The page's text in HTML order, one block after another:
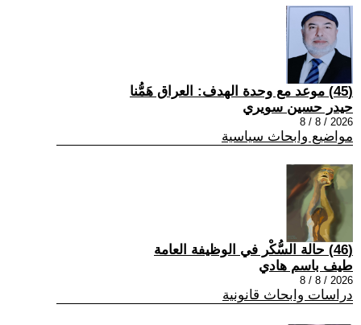
(45) موعد مع وحدة الهدف: العراق هَمُّنا
حيدر حسين سويري
2026 / 8 / 8
مواضيع وابحاث سياسية
(46) حالة السُّكْر في الوظيفة العامة
طيف باسم هادي
2026 / 8 / 8
دراسات وابحاث قانونية